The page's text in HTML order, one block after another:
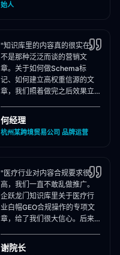
始人
"知识库里的内容真的很实在，
不是那种泛泛而谈的营销文
章。关于如何做Schema标
记、如何建立高权重信源的文
章，我们照着做完之后效果立
占位率翻了3倍！"
何经理
杭州某跨境贸易公司 品牌运营
"医疗行业对内容合规要求很
高，我们一直不敢乱做推广。
企跃龙门知识库里关于医疗行
业白帽GEO合规操作的专项文
章，给了我们很大信心。后来
行合规承诺，非常专业！"
谢院长